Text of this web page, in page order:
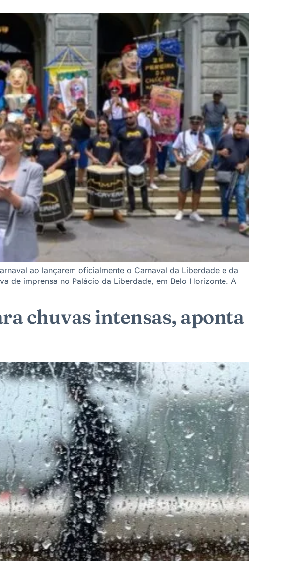
ao lançarem oficialmente o Carnaval da Liberdade e da
de imprensa no Palácio da Liberdade, em Belo Horizonte. A
chuvas intensas, aponta